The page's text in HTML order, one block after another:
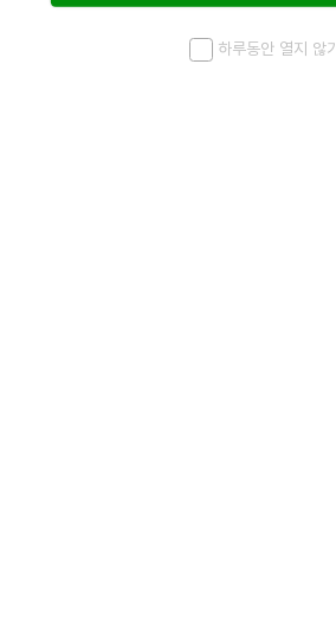
하루동안 열지 않기